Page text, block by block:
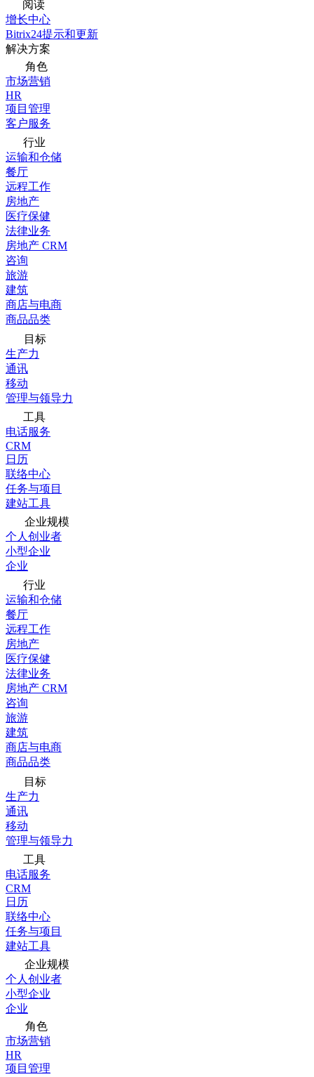
阅读
增长中心
Bitrix24提示和更新
解决方案
角色
市场营销
HR
项目管理
客户服务
行业
运输和仓储
餐厅
远程工作
房地产
医疗保健
法律业务
房地产 CRM
咨询
旅游
建筑
商店与电商
商品品类
目标
生产力
通讯
移动
管理与领导力
工具
电话服务
CRM
日历
联络中心
任务与项目
建站工具
企业规模
个人创业者
小型企业
企业
行业
运输和仓储
餐厅
远程工作
房地产
医疗保健
法律业务
房地产 CRM
咨询
旅游
建筑
商店与电商
商品品类
目标
生产力
通讯
移动
管理与领导力
工具
电话服务
CRM
日历
联络中心
任务与项目
建站工具
企业规模
个人创业者
小型企业
企业
角色
市场营销
HR
项目管理